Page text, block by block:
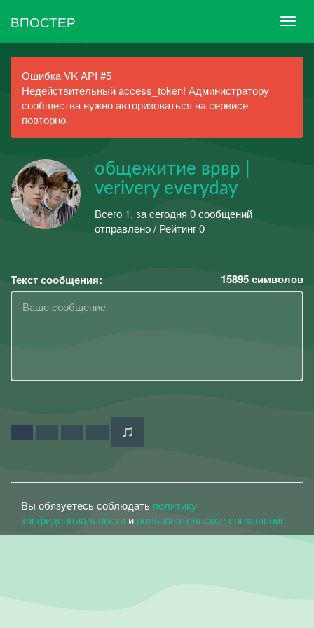
ВПОСТЕР
Ошибка VK API #5
Недействительный access_token! Администратору
сообщества нужно авторизоваться на сервисе
повторно.
общежитие врвр |
verivery everyday
Всего 1, за сегодня 0 сообщений
отправлено / Рейтинг 0
Текст сообщения: 15895символов
Вы обязуетесь соблюдать политику
конфиденциальности и пользовательское соглашение